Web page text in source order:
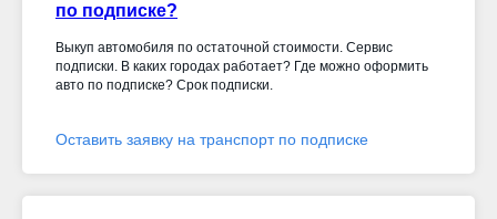
по подписке?
Выкуп автомобиля по остаточной стоимости. Сервис
подписки. В каких городах работает? Где можно оформить
авто по подписке? Срок подписки.
Оставить заявку на транспорт по подписке